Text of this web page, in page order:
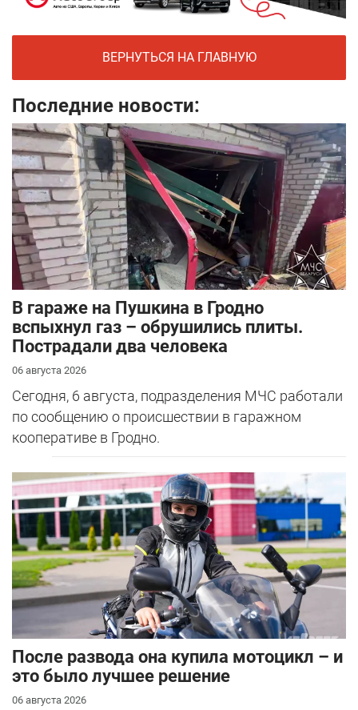
ВЕРНУТЬСЯ НА ГЛАВНУЮ
Последние новости:
В гараже на Пушкина в Гродно
вспыхнул газ – обрушились плиты.
Пострадали два человека
06 августа 2026
Сегодня, 6 августа, подразделения МЧС работали
по сообщению о происшествии в гаражном
кооперативе в Гродно.
После развода она купила мотоцикл – и
это было лучшее решение
06 августа 2026